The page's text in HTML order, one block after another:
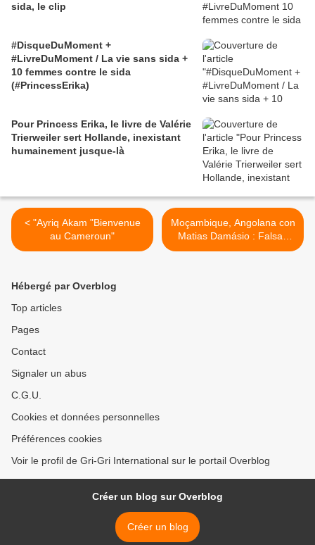
sida, le clip
#DisqueDuMoment +
#LivreDuMoment / La vie sans sida +
10 femmes contre le sida
(#PrincessErika)
Pour Princess Erika, le livre de Valérie
Trierweiler sert Hollande, inexistant
humainement jusque-là
< "Ayriq Akam "Bienvenue
au Cameroun"
Moçambique, Angolana con
Matias Damásio : Falsas
Promessas >
Hébergé par Overblog
Top articles
Pages
Contact
Signaler un abus
C.G.U.
Cookies et données personnelles
Préférences cookies
Voir le profil de Gri-Gri International sur le portail Overblog
Créer un blog sur Overblog
Créer un blog